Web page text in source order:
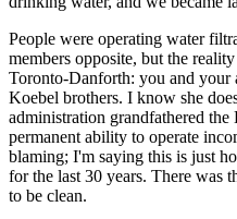
People were operating water
members opposite, but the
Toronto-Danforth: you and your
Koebel brothers. I know she
administration grandfathered
permanent ability to operate
blaming; I'm saying this is just
for the last 30 years. There was
to be clean.